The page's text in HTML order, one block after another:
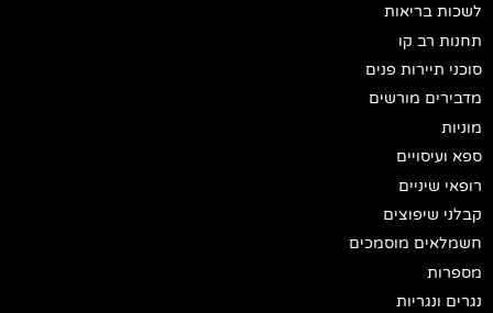
לשכות בריאות
תחנות רב קו
סוכני תיירות פנים
מדבירים מורשים
מוניות
ספא ועיסויים
רופאי שיניים
קבלני שיפוצים
חשמלאים מוסמכים
מספרות
נגרים ונגריות